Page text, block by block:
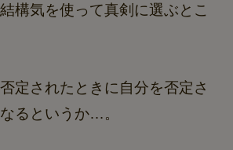
構気を使って真剣に選ぶとこ
定されたときに自分を否定さ
るというか…。